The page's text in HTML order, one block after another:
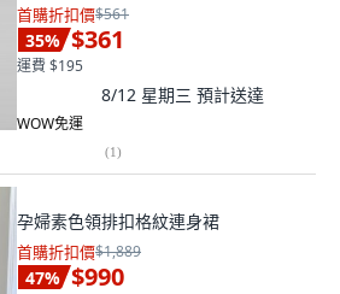
首購折扣價$561
35% $361
運費 $195
8/12 星期三 預計送達
WOW免運
(1)
孕婦素色領排扣格紋連身裙
首購折扣價$1,889
47% $990